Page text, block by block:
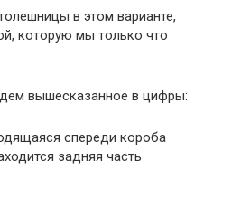
в этом варианте,
которую мы только что
вышесказанное в цифры:
спереди короба
задняя часть